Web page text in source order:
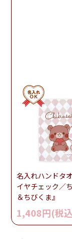
名入れハンドタ
イヤチェック／
＆ちびくま』
1,408円(税